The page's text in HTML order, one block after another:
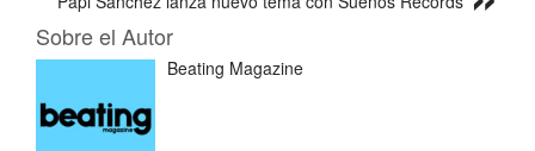
Sobre el Autor
Beating Magazine